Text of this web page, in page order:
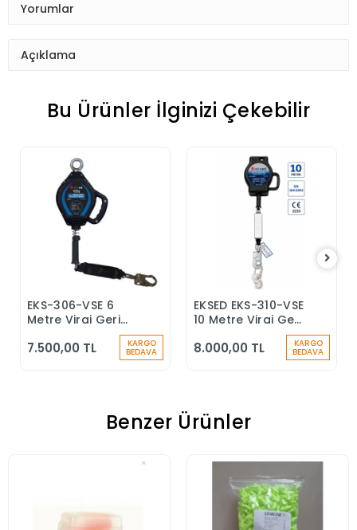
Yorumlar
Açıklama
Bu Ürünler İlginizi Çekebilir
Sepete Ekle
EKS-306-VSE 6
Metre Viraj Geri
Durdurucu Keskin
7.500,00 TL KARGO
BEDAVA
Sepete Ekle
EKSED EKS-310-VSE
10 Metre Viraj Geri
Durdurucu
8.000,00 TL KARGO
BEDAVA
Benzer Ürünler